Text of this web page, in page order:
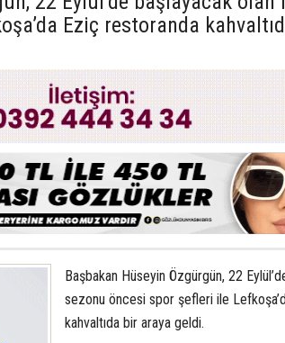
Eziç restoranda
Başbakan Hüseyin Özgürgün, 22
sezonu öncesi spor şefleri ile
kahvaltıda bir araya geldi.